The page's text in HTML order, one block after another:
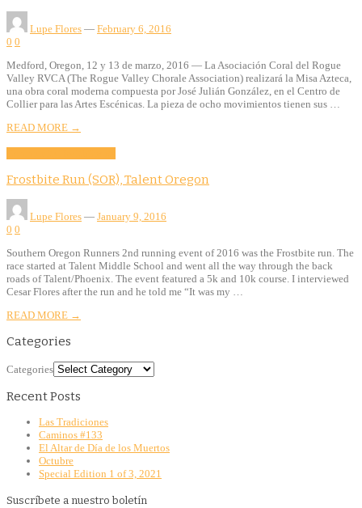
Lupe Flores — February 6, 2016
0 0
Medford, Oregon, 12 y 13 de marzo, 2016 — La Asociación Coral del Rogue
Valley RVCA (The Rogue Valley Chorale Association) realizará la Misa Azteca,
una obra coral moderna compuesta por José Julián González, en el Centro de
Collier para las Artes Escénicas. La pieza de ocho movimientos tienen sus …
READ MORE →
Frostbite Run (SOR), Talent Oregon
Lupe Flores — January 9, 2016
0 0
Southern Oregon Runners 2nd running event of 2016 was the Frostbite run. The
race started at Talent Middle School and went all the way through the back
roads of Talent/Phoenix. The event featured a 5k and 10k course. I interviewed
Cesar Flores after the run and he told me “It was my …
READ MORE →
Categories
Categories
Recent Posts
Las Tradiciones
Caminos #133
El Altar de Día de los Muertos
Octubre
Special Edition 1 of 3, 2021
Suscríbete a nuestro boletín